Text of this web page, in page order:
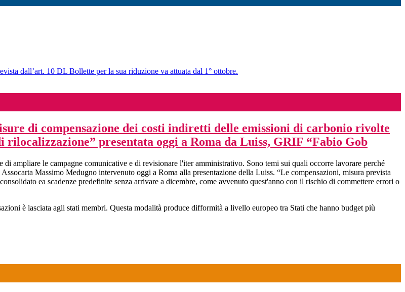
dall’art. 10 DL Bollette per la sua riduzione va attuata dal 1° ottobre.
di compensazione dei costi indiretti delle emissioni di carbonio rivolte
presentata oggi a Roma da Luiss, GRIF “Fabio Gob
ampliare le campagne comunicative e di revisionare l'iter amministrativo. Sono temi sui quali occorre lavorare perché
Massimo Medugno intervenuto oggi a Roma alla presentazione della Luiss. “Le compensazioni, misura prevista
ea scadenze predefinite senza arrivare a dicembre, come avvenuto quest'anno con il rischio di commettere errori o
è lasciata agli stati membri. Questa modalità produce difformità a livello europeo tra Stati che hanno budget più